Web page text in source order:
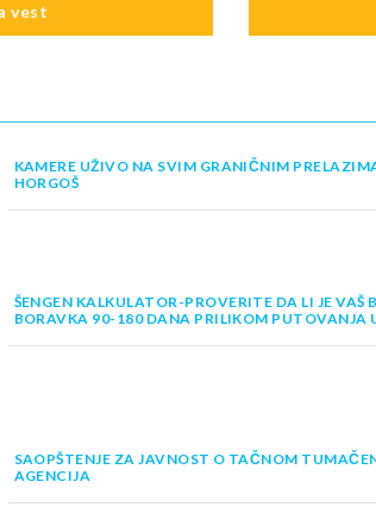
vest
KAMERE UŽIVO NA SVIM GRANIČNIM
HORGOŠ
ŠENGEN KALKULATOR-PROVERITE DA LI JE VAŠ
BORAVKA 90-180 DANA PRILIKOM PUTOVANJA
SAOPŠTENJE ZA JAVNOST O TAČNOM
AGENCIJA